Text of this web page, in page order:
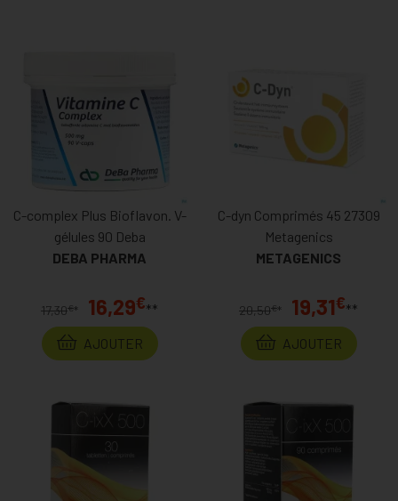
C-complex Plus Bioflavon. V-
gélules 90 Deba
DEBA PHARMA
17,30€* 16,29€**
AJOUTER
C-dyn Comprimés 45 27309
Metagenics
METAGENICS
20,50€* 19,31€**
AJOUTER